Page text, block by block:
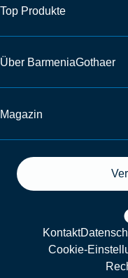
Top Produkte
Über BarmeniaGothaer
Magazin
Kontakt
Cookie-